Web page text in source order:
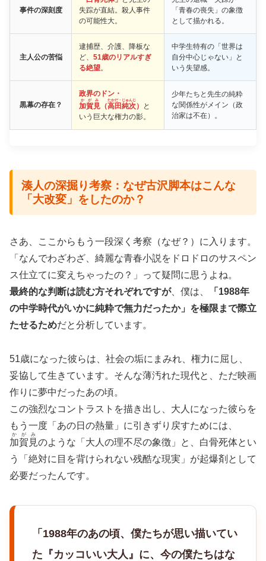
事件の深刻度
失踪が直結。殺人事件
の可能性大。
「青春の喪失」の象徴
として描かれる。
主人公の苦悩
逮捕歴、介護、降板な
ど、 51歳のリアルすぎ
る絶望。
中学生特有の「世界は
自分中心じゃない」と
いう失望感。
黒幕の存在？
政界のドン・
加賀見
かがみ
（高田純次
たかだ・じゅんじ
）
と
いう巨大な権力の影。
少年たちと先生の純粋
な関係性がメイン（政
治家は不在）。
湊人の深掘り考察：なぜ古沢脚本はこんな
「大改変」をしたのか？
さあ、ここからもう一段深く考察（なぜ？）に入ります。
「なんでわざわざ、綺麗な青春小説をドロドロのサスペン
ス仕立てに変えちゃったの？」って疑問に思うよね。
最終的な判断は読む方それぞれですが、僕は、
「1988年
の中学時代がいかに純粋で無力だったか」を極限まで際立
たせるためだと分析しています。
51歳になった彼らは、社会の垢にまみれ、権力に屈し、
妥協して生きています。そんな薄汚れた現代と、ただ映画
作りに夢中だったあの頃。
この強烈なコントラストを描き出し、大人になった彼らを
もう一度「あの日の熱量」に引きずり戻すためには、
加賀見
かがみ
のような「大人の理不尽の象徴」と、白骨死体とい
う「絶対に目を背けられない残酷な現実」が起爆剤として
必要だったんです。
「1988年のあの頃、僕たちが思い描いてい
た『カッコいい大人』に、今の僕たちはな